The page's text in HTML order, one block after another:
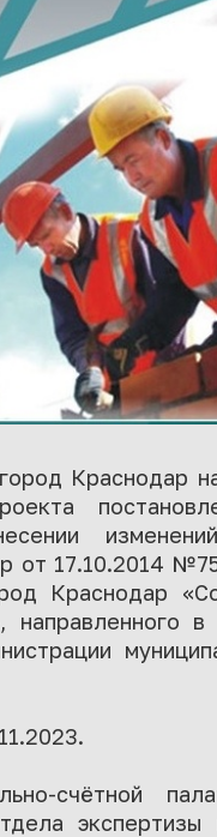
Краснодар
от 17.10.2014
Краснодар
направленного
счётной